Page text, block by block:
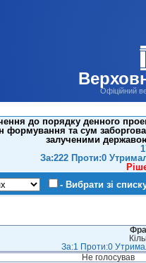
Офіційний
до порядку денного
формування та сум
залученими
За:222 Проти:0
- Вибрати зі
За:1 Проти:0
Не голосував